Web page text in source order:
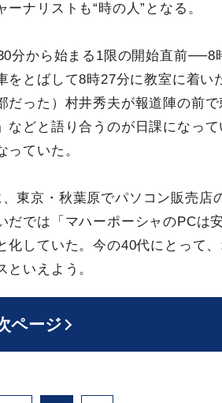
ナリストも“時の人”となる。
分から始まる1限の開始直前──8
をとばして8時27分に教室に着い
だった）村井秀夫が報道陣の前で
などと語り合うのが日課になっ
ていた。
東京・秋葉原でパソコン販売店
だでは「マハーポーシャのPCは
化していた。今の40代にとって
いえよう。
ページ